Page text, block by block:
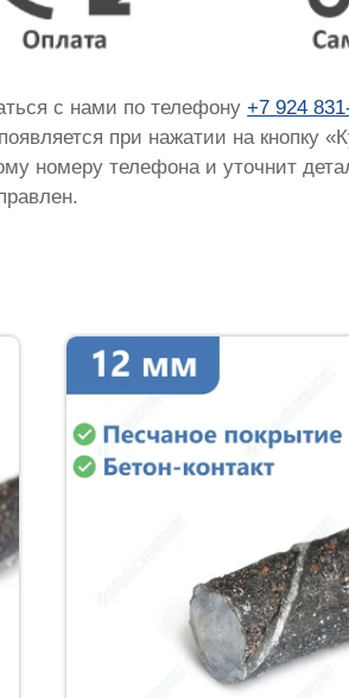
с нами по телефону+7 924
при нажатии на кнопку
номеру телефона и уточнит